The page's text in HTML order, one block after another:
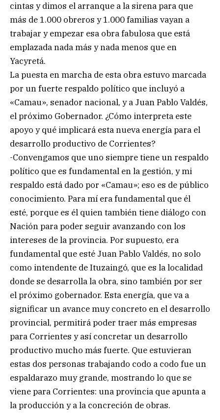
cintas y dimos el arranque a la sirena para que
más de 1.000 obreros y 1.000 familias vayan a
trabajar y empezar esa obra fabulosa que está
emplazada nada más y nada menos que en
Yacyretá.
La puesta en marcha de esta obra estuvo marcada
por un fuerte respaldo político que incluyó a
«Camau», senador nacional, y a Juan Pablo Valdés,
el próximo Gobernador. ¿Cómo interpreta este
apoyo y qué implicará esta nueva energía para el
desarrollo productivo de Corrientes?
-Convengamos que uno siempre tiene un respaldo
político que es fundamental en la gestión, y mi
respaldo está dado por «Camau»; eso es de público
conocimiento. Para mí era fundamental que él
esté, porque es él quien también tiene diálogo con
Nación para poder seguir avanzando con los
intereses de la provincia. Por supuesto, era
fundamental que esté Juan Pablo Valdés, no solo
como intendente de Ituzaingó, que es la localidad
donde se desarrolla la obra, sino también por ser
el próximo gobernador. Esta energía, que va a
significar un avance muy concreto en el desarrollo
provincial, permitirá poder traer más empresas
para Corrientes y así concretar un desarrollo
productivo mucho más fuerte. Que estuvieran
estas dos personas trabajando codo a codo fue un
espaldarazo muy grande, mostrando lo que se
viene para Corrientes: una provincia que apunta a
la producción y a la concreción de obras.